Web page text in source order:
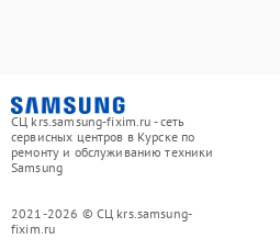
СЦ krs.samsung-fixim.ru - сеть
сервисных центров в Курске по
ремонту и обслуживанию техники
Samsung
2021-2026 © СЦ krs.samsung-
fixim.ru